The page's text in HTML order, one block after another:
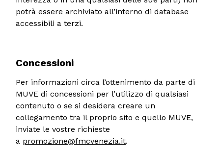
potrà essere archiviato all’interno di database
accessibili a terzi.
Concessioni
Per informazioni circa l’ottenimento da parte di
MUVE di concessioni per l’utilizzo di qualsiasi
contenuto o se si desidera creare un
collegamento tra il proprio sito e quello MUVE,
inviate le vostre richieste
a promozione@fmcvenezia.it.